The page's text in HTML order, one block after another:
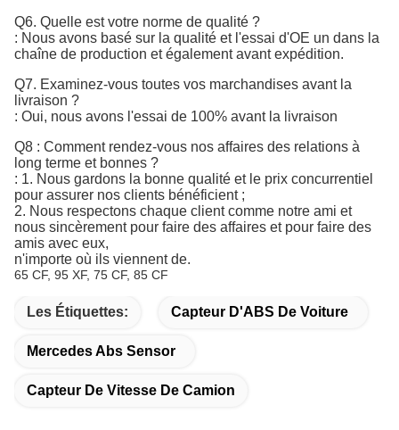
Q6. Quelle est votre norme de qualité ?
: Nous avons basé sur la qualité et l'essai d'OE un dans la
chaîne de production et également avant expédition.
Q7. Examinez-vous toutes vos marchandises avant la
livraison ?
: Oui, nous avons l'essai de 100% avant la livraison
Q8 : Comment rendez-vous nos affaires des relations à
long terme et bonnes ?
: 1. Nous gardons la bonne qualité et le prix concurrentiel
pour assurer nos clients bénéficient ;
2. Nous respectons chaque client comme notre ami et
nous sincèrement pour faire des affaires et pour faire des
amis avec eux,
n'importe où ils viennent de.
65 CF, 95 XF, 75 CF, 85 CF
Les Étiquettes: Capteur D'ABS De Voiture
Mercedes Abs Sensor
Capteur De Vitesse De Camion